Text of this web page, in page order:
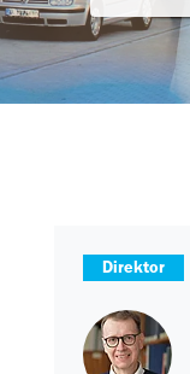
Direktor